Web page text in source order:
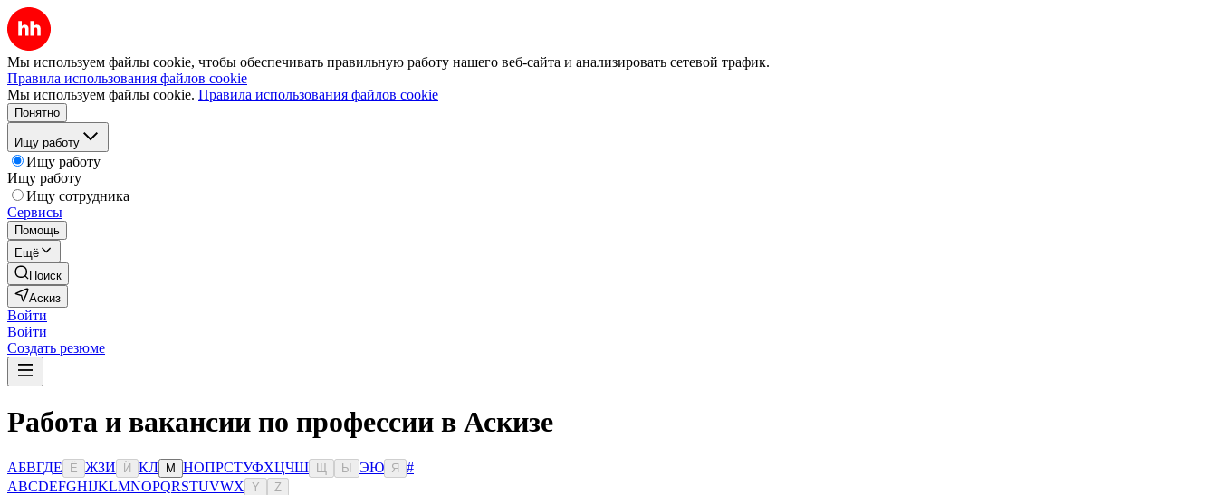
Мы используем файлы cookie, чтобы обеспечивать правильную работу нашего веб-сайта и анализировать сетевой трафик.
Правила использования файлов cookie
Мы используем файлы cookie. Правила использования файлов cookie
Понятно
Ищу работу
Ищу работу
Ищу работу
Ищу сотрудника
Сервисы
Помощь
Ещё
Поиск
Аскиз
Войти
Войти
Создать резюме
Работа и вакансии по профессии в Аскизе
АБВГДЕ Ё ЖЗИ Й КЛ М НОПРСТУФХЦЧШ Ы ЭЮ Я
#
ABCDEFGHIJKLMNOPQRSTUVWX Y Z